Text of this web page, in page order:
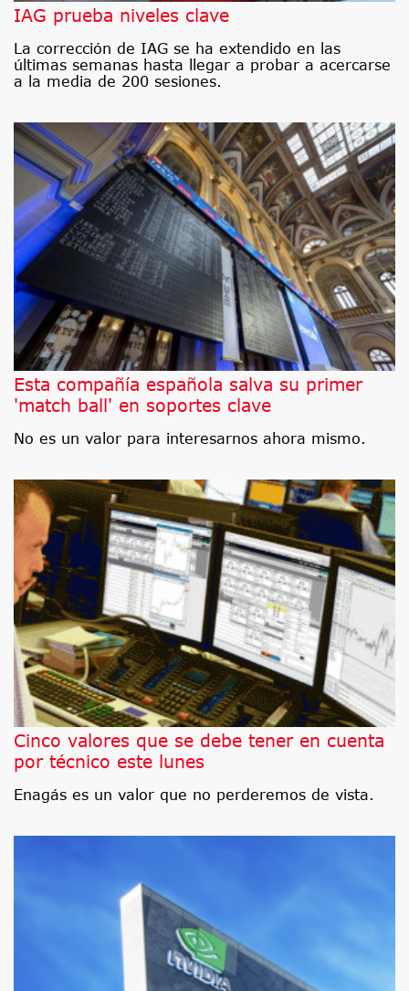
IAG prueba niveles clave
La corrección de IAG se ha extendido en las
últimas semanas hasta llegar a probar a acercarse
a la media de 200 sesiones.
Esta compañía española salva su primer
'match ball' en soportes clave
No es un valor para interesarnos ahora mismo.
Cinco valores que se debe tener en cuenta
por técnico este lunes
Enagás es un valor que no perderemos de vista.